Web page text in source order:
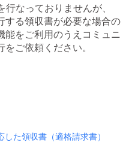
なっておりませんが、
する領収書が必要な場合の
能をご利用のうえコミュニ
ご依頼ください。
した領収書（適格請求書）